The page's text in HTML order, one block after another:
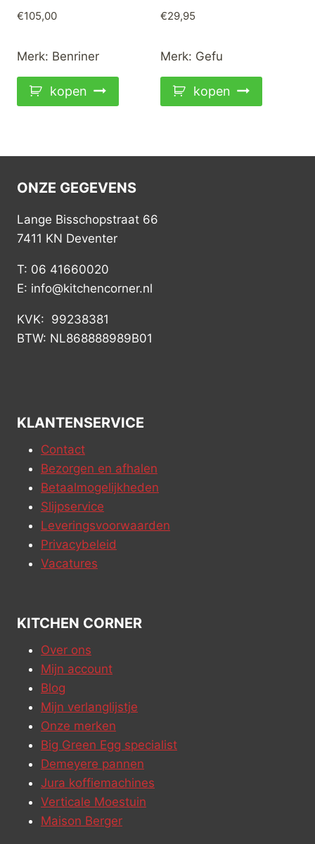
€105,00
Merk: Benriner
kopen
€29,95
Merk: Gefu
kopen
ONZE GEGEVENS
Lange Bisschopstraat 66
7411 KN Deventer
T: 06 41660020
E: info@kitchencorner.nl
KVK: 99238381
BTW: NL868888989B01
KLANTENSERVICE
Contact
Bezorgen en afhalen
Betaalmogelijkheden
Slijpservice
Leveringsvoorwaarden
Privacybeleid
Vacatures
KITCHEN CORNER
Over ons
Mijn account
Blog
Mijn verlanglijstje
Onze merken
Big Green Egg specialist
Demeyere pannen
Jura koffiemachines
Verticale Moestuin
Maison Berger